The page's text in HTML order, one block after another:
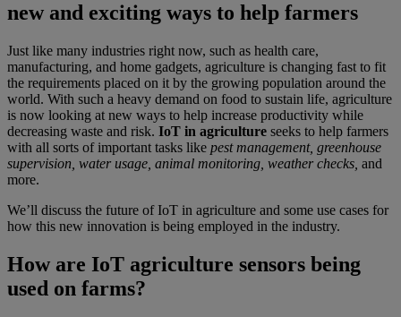
new and exciting ways to help farmers
Just like many industries right now, such as health care,
manufacturing, and home gadgets, agriculture is changing fast to fit
the requirements placed on it by the growing population around the
world. With such a heavy demand on food to sustain life, agriculture
is now looking at new ways to help increase productivity while
decreasing waste and risk. IoT in agriculture seeks to help farmers
with all sorts of important tasks like pest management, greenhouse
supervision, water usage, animal monitoring, weather checks, and
more.
We’ll discuss the future of IoT in agriculture and some use cases for
how this new innovation is being employed in the industry.
How are IoT agriculture sensors being
used on farms?